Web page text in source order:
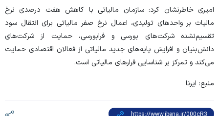
امیری خاطرنشان کرد: سازمان مالیاتی با کاهش هفت درصدی نرخ
مالیات بر واحد‌های تولیدی، اعمال نرخ صفر مالیاتی برای انتقال سود
تقسیم‌نشده شرکت‌های بورسی و فرابورسی، حمایت از شرکت‌های
دانش‌بنیان و افزایش پایه‌های جدید مالیاتی از فعالان اقتصادی حمایت
می‌کند و تمرکز بر شناسایی فرار‌های مالیاتی است.
منبع: ایرنا